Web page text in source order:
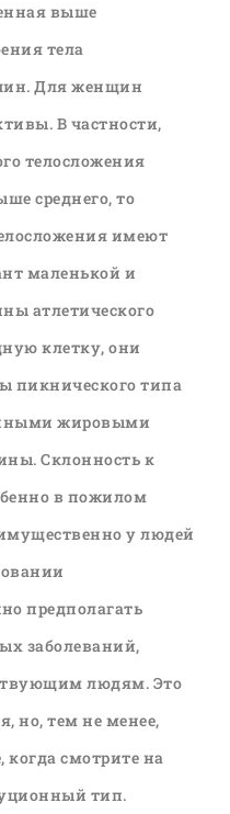
выше
тела
Для женщин
В частности,
телосложения
среднего, то
имеют
маленькой и
атлетического
клетку, они
пикнического типа
жировыми
Склонность к
в пожилом
у людей
предполагать
заболеваний,
людям. Это
но, тем не менее,
когда смотрите на
тип.